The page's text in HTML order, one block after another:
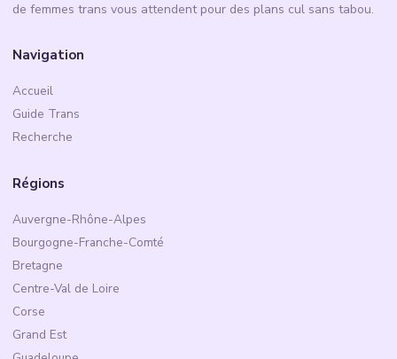
de femmes trans vous attendent pour des plans cul sans tabou.
Navigation
Accueil
Guide Trans
Recherche
Régions
Auvergne-Rhône-Alpes
Bourgogne-Franche-Comté
Bretagne
Centre-Val de Loire
Corse
Grand Est